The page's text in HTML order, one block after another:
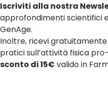
Iscriviti alla nostra
approfondimenti scientifici
GenAge.
Inoltre, ricevi
pratici sull’attività fisica
sconto di 15€ valido in